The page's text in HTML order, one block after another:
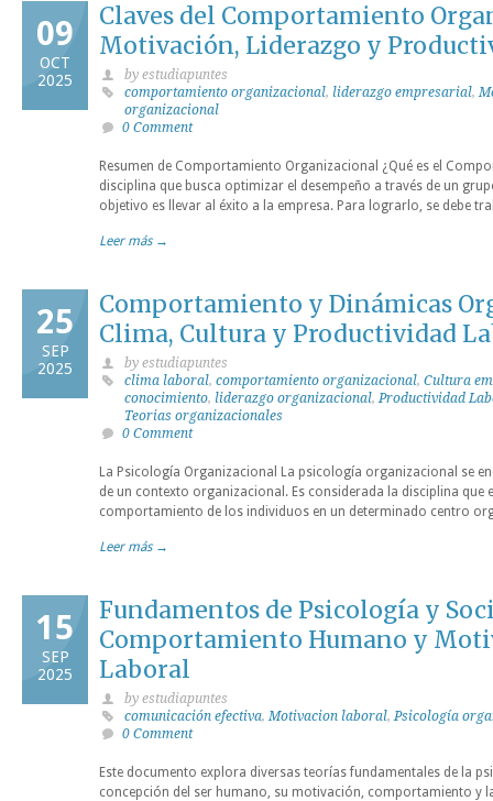
09
OCT
2025
Claves del Comportamiento
Motivación, Liderazgo y
by estudiapuntes
comportamiento organizacional, liderazgo empresarial,
organizacional
0 Comment
Resumen de Comportamiento Organizacional ¿Qué es el
disciplina que busca optimizar el desempeño a través de un
objetivo es llevar al éxito a la empresa. Para lograrlo, se debe
Leer más →
25
SEP
2025
Comportamiento y Dinámicas
Clima, Cultura y Productividad
by estudiapuntes
clima laboral, comportamiento organizacional, Cultura
conocimiento, liderazgo organizacional,Productividad
Teorias organizacionales
0 Comment
La Psicología Organizacional La psicología organizacional se
de un contexto organizacional. Es considerada la disciplina que
comportamiento de los individuos en un determinado centro
Leer más →
15
SEP
2025
Fundamentos de Psicología y
Comportamiento Humano y
Laboral
by estudiapuntes
comunicación efectiva,Motivacion laboral,Psicología
0 Comment
Este documento explora diversas teorías fundamentales de la
concepción del ser humano, su motivación, comportamiento y